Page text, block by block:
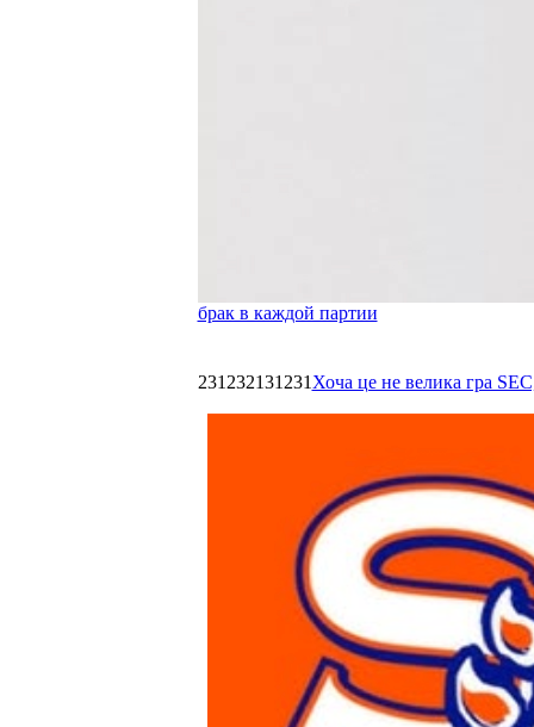
брак в каждой партии
231232131231 Хоча це не велика гра